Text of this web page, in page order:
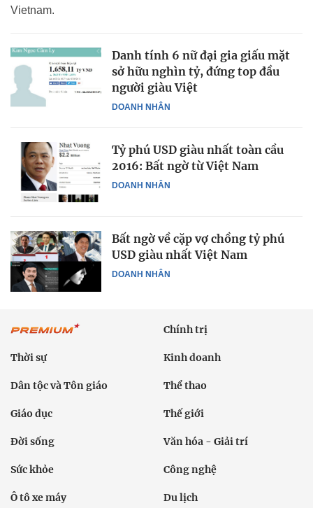
Vietnam.
DOANH NHÂN
Danh tính 6 nữ đại gia giấu mặt
sở hữu nghìn tỷ, đứng top đầu
người giàu Việt
DOANH NHÂN
Tỷ phú USD giàu nhất toàn cầu
2016: Bất ngờ từ Việt Nam
DOANH NHÂN
Bất ngờ về cặp vợ chồng tỷ phú
USD giàu nhất Việt Nam
Chính trị
Thời sự Kinh doanh
Dân tộc và Tôn giáo Thể thao
Giáo dục Thế giới
Đời sống Văn hóa - Giải trí
Sức khỏe Công nghệ
Ô tô xe máy Du lịch